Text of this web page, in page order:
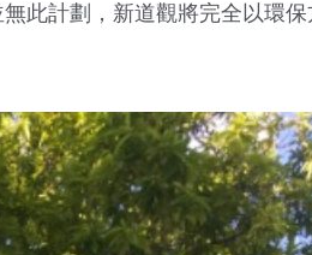
此計劃，新道觀將完全以環